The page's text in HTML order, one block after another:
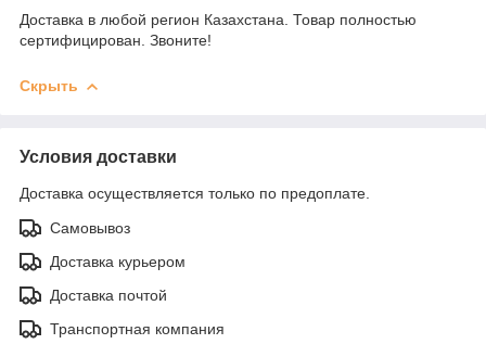
Доставка в любой регион Казахстана. Товар полностью
сертифицирован. Звоните!
Скрыть
Условия доставки
Доставка осуществляется только по предоплате.
Самовывоз
Доставка курьером
Доставка почтой
Транспортная компания